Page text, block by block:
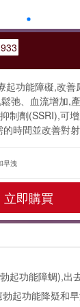
起功能障礙,改善
弛、血流增加,
制劑(SSRI),可
時間並改善對射
早洩
立即購買
起功能障蜩),出
起功能降疑和早